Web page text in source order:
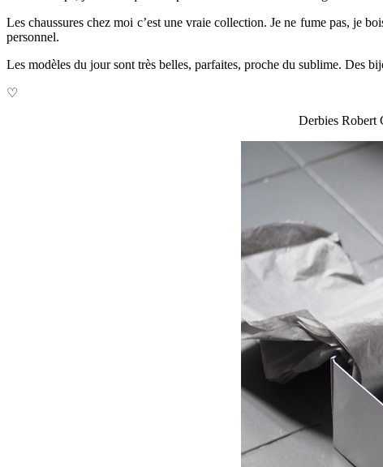
Les chaussures chez moi c’est une vraie collection. Je ne fume pas, je
personnel.
Les modèles du jour sont très belles, parfaites, proche du sublime. Des
♡
Derbies Robert